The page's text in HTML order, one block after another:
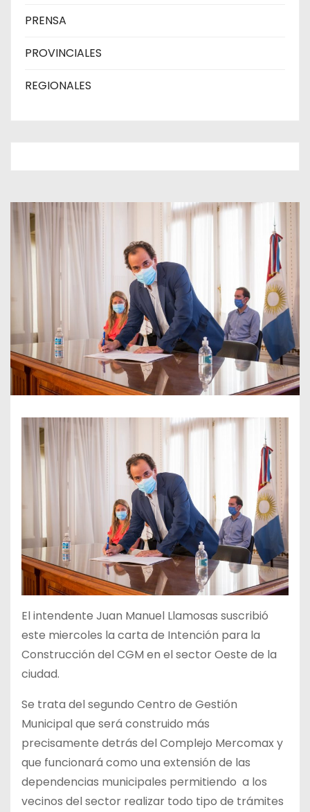
PRENSA
PROVINCIALES
REGIONALES
El intendente Juan Manuel Llamosas suscribió
este miercoles la carta de Intención para la
Construcción del CGM en el sector Oeste de la
ciudad.
Se trata del segundo Centro de Gestión
Municipal que será construido más
precisamente detrás del Complejo Mercomax y
que funcionará como una extensión de las
dependencias municipales permitiendo a los
vecinos del sector realizar todo tipo de trámites